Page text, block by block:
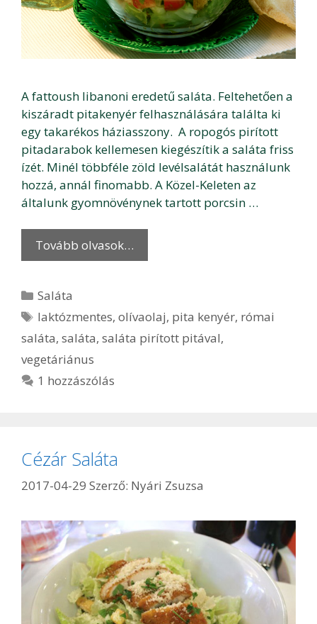
A fattoush libanoni eredetű saláta. Feltehetően a
kiszáradt pitakenyér felhasználására találta ki
egy takarékos háziasszony. A ropogós pirított
pitadarabok kellemesen kiegészítik a saláta friss
ízét. Minél többféle zöld levélsalátát használunk
hozzá, annál finomabb. A Közel-Keleten az
általunk gyomnövénynek tartott porcsin …
Tovább olvasok…
Kategória
Saláta
Címkék
laktózmentes,olívaolaj, pita kenyér, római
saláta, saláta, saláta pirított pitával,
vegetáriánus
1 hozzászólás
Cézár Saláta
2017-04-29 Szerző: Nyári Zsuzsa